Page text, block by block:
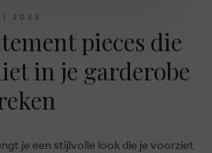
2025
pieces die
in je garderobe
je een stijlvolle look die je voorziet